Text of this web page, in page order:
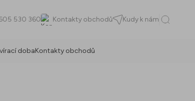
530 360 Kontakty obchodů Kudy k nám
dobaKontakty obchodů